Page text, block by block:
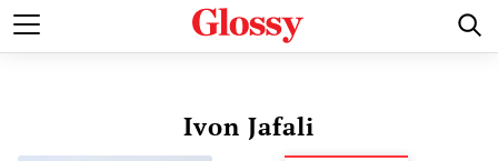
POZNATI MODA I LEPOTA ZDRAVI I SREĆNI LJUBAV
Ivon Jafali